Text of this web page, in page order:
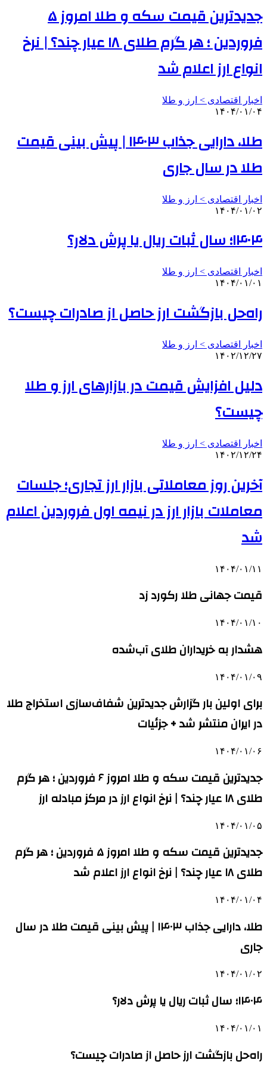
جدیدترین قیمت سکه و طلا امروز ۵
فروردین ؛ هر گرم طلای ۱۸ عیار چند؟ | نرخ
انواع ارز اعلام شد
اخبار اقتصادی > ارز و طلا
۱۴۰۴/۰۱/۰۴
طلا، دارایی جذاب ۱۴۰۳ | پیش بینی قیمت
طلا در سال جاری
اخبار اقتصادی > ارز و طلا
۱۴۰۴/۰۱/۰۲
۱۴۰۴؛ سال ثبات ریال یا پرش دلار؟
اخبار اقتصادی > ارز و طلا
۱۴۰۴/۰۱/۰۱
راه‌حل بازگشت ارز حاصل از صادرات چیست؟
اخبار اقتصادی > ارز و طلا
۱۴۰۲/۱۲/۲۷
دلیل افزایش قیمت‌ در بازارهای ارز و طلا
چیست؟
اخبار اقتصادی > ارز و طلا
۱۴۰۲/۱۲/۲۴
آخرین روز معاملاتی بازار ارز تجاری؛ جلسات
معاملات بازار ارز در نیمه اول فروردین اعلام
شد
۱۴۰۴/۰۱/۱۱
قیمت جهانی طلا رکورد زد
۱۴۰۴/۰۱/۱۰
هشدار به خریداران طلای آب‌شده
۱۴۰۴/۰۱/۰۹
برای اولین بار گزارش جدیدترین شفاف‌سازی استخراج طلا
در ایران منتشر شد + جزئیات
۱۴۰۴/۰۱/۰۶
جدیدترین قیمت سکه و طلا امروز ۶ فروردین ؛ هر گرم
طلای ۱۸ عیار چند؟ | نرخ انواع ارز در مرکز مبادله ارز
۱۴۰۴/۰۱/۰۵
جدیدترین قیمت سکه و طلا امروز ۵ فروردین ؛ هر گرم
طلای ۱۸ عیار چند؟ | نرخ انواع ارز اعلام شد
۱۴۰۴/۰۱/۰۴
طلا، دارایی جذاب ۱۴۰۳ | پیش بینی قیمت طلا در سال
جاری
۱۴۰۴/۰۱/۰۲
۱۴۰۴؛ سال ثبات ریال یا پرش دلار؟
۱۴۰۴/۰۱/۰۱
راه‌حل بازگشت ارز حاصل از صادرات چیست؟